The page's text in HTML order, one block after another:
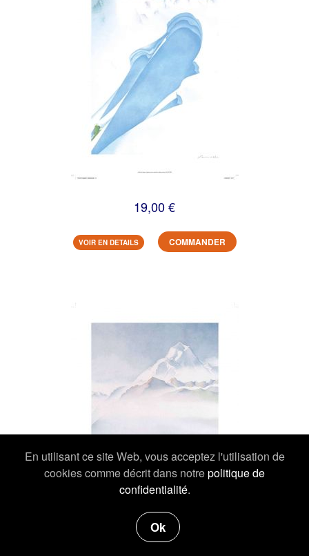
En utilisant ce site Web, vous acceptez l'utilisation de
cookies comme décrit dans notrepolitique de
confidentialité.
Ok
19,00 €
VOIR EN DETAILS COMMANDER